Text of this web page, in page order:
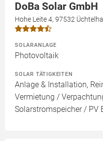
DoBa Solar GmbH
Hohe Leite 4, 97532
SOLARANLAGE
Photovoltaik
SOLAR TÄTIGKEITEN
Anlage & Installation,
Vermietung /
Solarstromspeicher / PV